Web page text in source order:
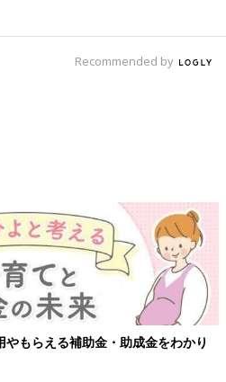
Recommended by
もらえる補助金・助成金をわかり